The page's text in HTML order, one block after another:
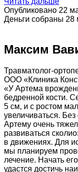
Опубликовано 22
Деньги собраны 28
Максим
Травматолог-
ООО «Клиника
«У Артема
бедренной кости.
5 см, и с ростом
увеличиваться.
Артему очень
развиваться
в движениях. Для
мы планируем
лечение. Начать
удастся достичь